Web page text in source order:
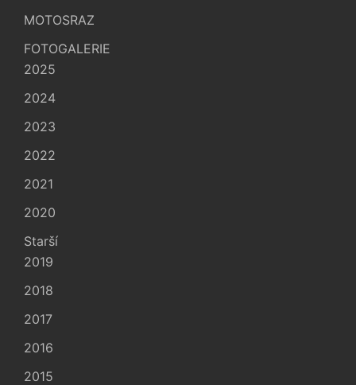
MOTOSRAZ
FOTOGALERIE
2025
2024
2023
2022
2021
2020
Starší
2019
2018
2017
2016
2015